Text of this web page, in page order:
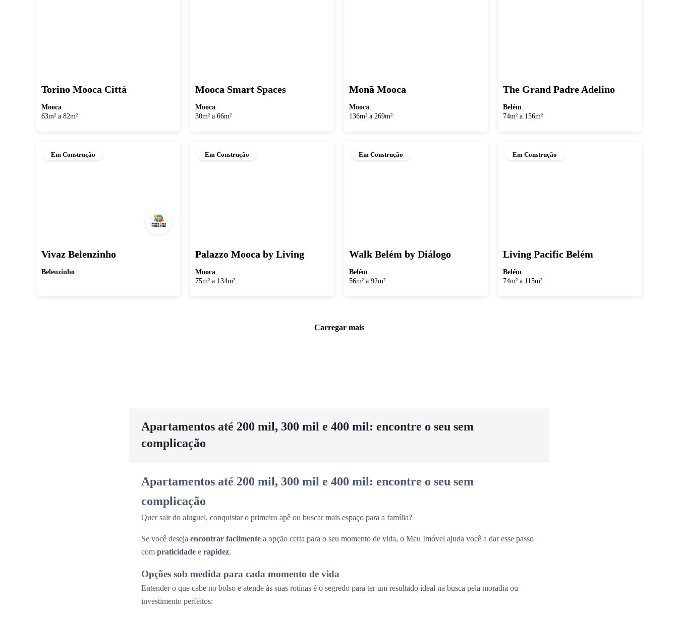
Torino Mooca Città
Mooca
63m² a 82m²
Mooca Smart Spaces
Mooca
30m² a 66m²
Monã Mooca
Mooca
136m² a 269m²
The Grand Padre Adelino
Belém
74m² a 156m²
Em Construção
Vivaz Belenzinho
Belenzinho
Em Construção
Palazzo Mooca by Living
Mooca
75m² a 134m²
Em Construção
Walk Belém by Diálogo
Belém
56m² a 92m²
Em Construção
Living Pacific Belém
Belém
74m² a 115m²
Carregar mais
Apartamentos até 200 mil, 300 mil e 400 mil: encontre o seu sem
complicação
Apartamentos até 200 mil, 300 mil e 400 mil: encontre o seu sem
complicação
Quer sair do aluguel, conquistar o primeiro apê ou buscar mais espaço para a família?
Se você deseja encontrar facilmente a opção certa para o seu momento de vida, o Meu Imóvel ajuda você a dar esse passo
com praticidade e rapidez.
Opções sob medida para cada momento de vida
Entender o que cabe no bolso e atende às suas rotinas é o segredo para ter um resultado ideal na busca pela moradia ou
investimento perfeitos: